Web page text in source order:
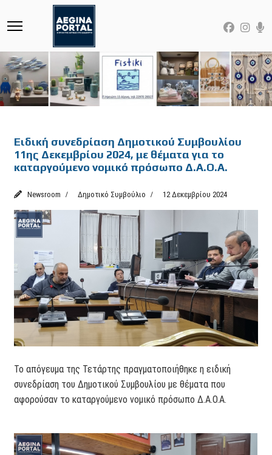
Ειδική συνεδρίαση Δημοτικού Συμβουλίου
11ης Δεκεμβρίου 2024, με θέματα για το
καταργούμενο νομικό πρόσωπο Δ.Α.Ο.Α.
Newsroom Δημοτικό Συμβούλιο 12 Δεκεμβρίου 2024
Το απόγευμα της Τετάρτης πραγματοποιήθηκε η ειδική
συνεδρίαση του Δημοτικού Συμβουλίου με θέματα που
αφορούσαν το καταργούμενο νομικό πρόσωπο Δ.Α.Ο.Α.